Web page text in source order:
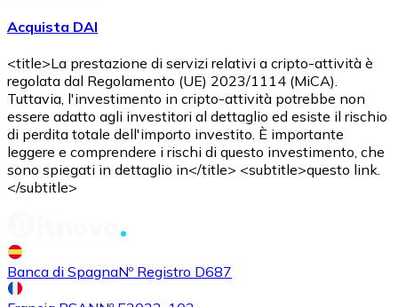
Acquista DAI
<title>La prestazione di servizi relativi a cripto-attività è
regolata dal Regolamento (UE) 2023/1114 (MiCA).
Tuttavia, l'investimento in cripto-attività potrebbe non
essere adatto agli investitori al dettaglio ed esiste il rischio
di perdita totale dell'importo investito. È importante
leggere e comprendere i rischi di questo investimento, che
sono spiegati in dettaglio in</title> <subtitle>questo link.
</subtitle>
Banca di SpagnaNº Registro D687